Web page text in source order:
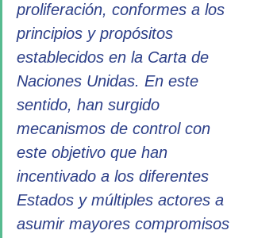
proliferación, conformes a los
principios y propósitos
establecidos en la Carta de
Naciones Unidas. En este
sentido, han surgido
mecanismos de control con
este objetivo que han
incentivado a los diferentes
Estados y múltiples actores a
asumir mayores compromisos